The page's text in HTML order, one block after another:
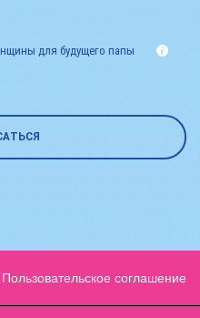
для будущего папы
Пользовательское соглашение